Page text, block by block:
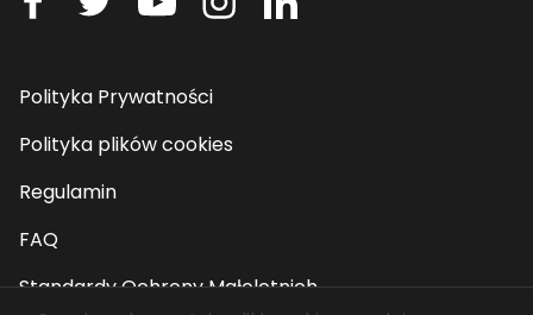
Polityka Prywatności
Polityka plików cookies
Regulamin
FAQ
Standardy Ochrony Małoletnich